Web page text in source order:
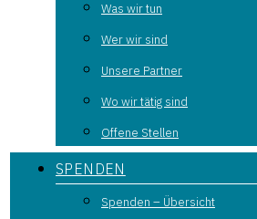
Was wir tun
Wer wir sind
Unsere Partner
Wo wir tätig sind
Offene Stellen
SPENDEN
Spenden – Übersicht